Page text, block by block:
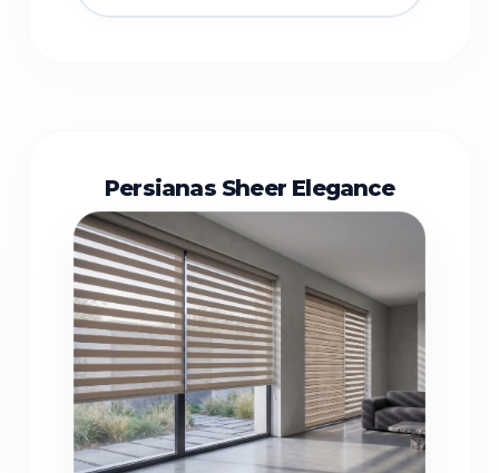
Persianas Sheer Elegance